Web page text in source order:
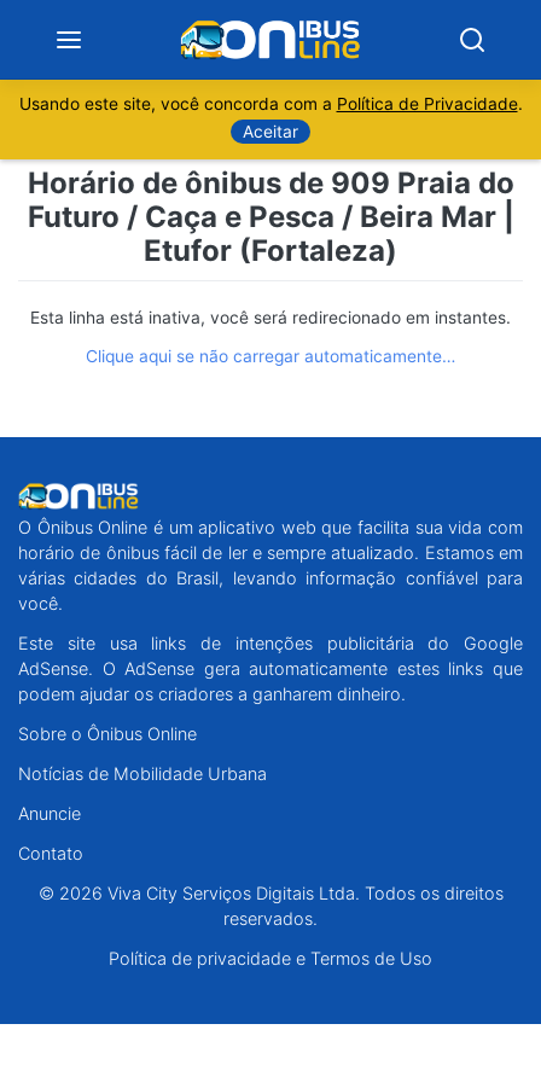
Sobre
Minas Gerais
São Paulo
Espírito Santo
Paraná
Santa Catarina
Centro-Oeste
Norte
Usando este site, você concorda com a Política de Privacidade.
Aceitar
Horário de ônibus de 909 Praia do
Futuro / Caça e Pesca / Beira Mar |
Etufor (Fortaleza)
Esta linha está inativa, você será redirecionado em instantes.
Clique aqui se não carregar automaticamente…
O Ônibus Online é um aplicativo web que facilita sua vida com
horário de ônibus fácil de ler e sempre atualizado. Estamos em
várias cidades do Brasil, levando informação confiável para
você.
Este site usa links de intenções publicitária do Google
AdSense. O AdSense gera automaticamente estes links que
podem ajudar os criadores a ganharem dinheiro.
Sobre o Ônibus Online
Notícias de Mobilidade Urbana
Anuncie
Contato
© 2026 Viva City Serviços Digitais Ltda. Todos os direitos
reservados.
Política de privacidade e Termos de Uso